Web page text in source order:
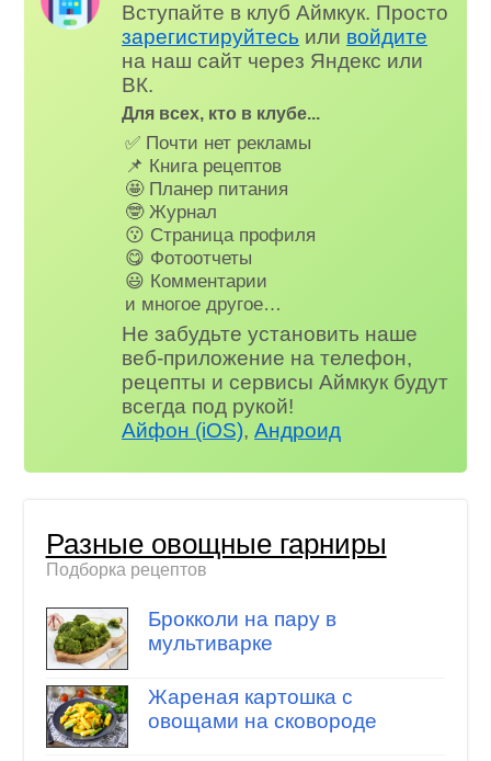
Вступайте в клуб Аймкук. Просто
зарегистируйтесь или войдите
на наш сайт через Яндекс или
ВК.
Для всех, кто в клубе...
✅ Почти нет рекламы
📌 Книга рецептов
🤩 Планер питания
🤓 Журнал
😗 Страница профиля
😋 Фотоотчеты
😃 Комментарии
и многое другое…
Не забудьте установить наше
веб-приложение на телефон,
рецепты и сервисы Аймкук будут
всегда под рукой!
Айфон (iOS),Андроид
Разные овощные гарниры
Подборка рецептов
Брокколи на пару в
мультиварке
Жареная картошка с
овощами на сковороде